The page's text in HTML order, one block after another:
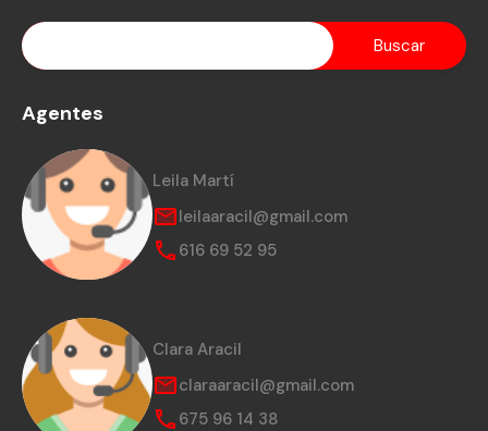
Agentes
Leila Martí
leilaaracil@gmail.com
616 69 52 95
Clara Aracil
claraaracil@gmail.com
675 96 14 38